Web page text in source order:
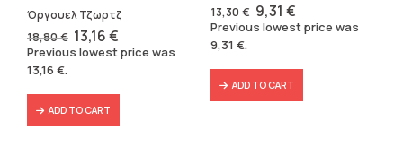
Όργουελ Τζωρτζ
18,80€ Original
price
was:
13,16€Current
price
is:
Previous lowest price was
13,16 €.
ADD TO CART
13,30€ Original
price
was:
9,31 €Current
price
is:
Previous lowest price was
9,31 €.
ADD TO CART